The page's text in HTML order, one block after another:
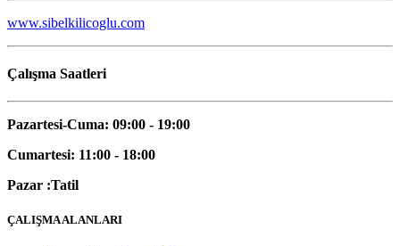
www.sibelkilicoglu.com
Çalışma Saatleri
Pazartesi-Cuma: 09:00 - 19:00
Cumartesi: 11:00 - 18:00
Pazar :Tatil
ÇALIŞMA ALANLARI